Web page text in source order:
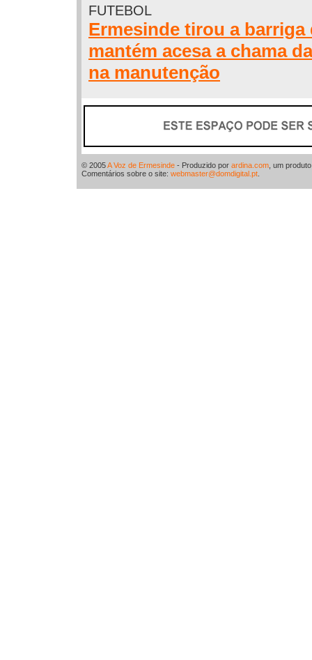
FUTEBOL
Ermesinde tirou a barriga
mantém acesa a chama
na manutenção
© 2005A Voz de Ermesinde - Produzido por ardina.com , um
Comentários sobre o site: webmaster@domdigital.pt